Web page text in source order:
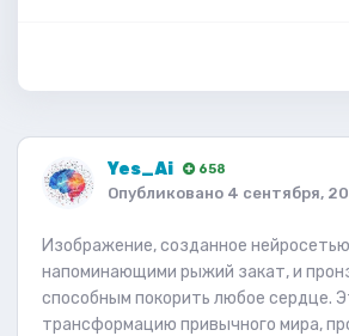
Yes_Ai 658
Опубликовано 4 сентября,
Изображение, созданное
напоминающими рыжий закат, и
способным покорить любое сердце.
трансформацию привычного мира,